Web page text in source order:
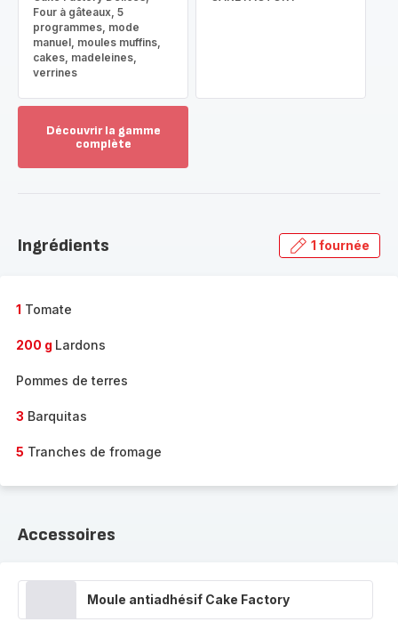
Four à gâteaux, 5
programmes, mode
manuel, moules muffins,
cakes, madeleines,
verrines
Découvrir la gamme
complète
gamme
Ingrédients 1 fournée
1 Tomate
200 g Lardons
Pommes de terres
3 Barquitas
5 Tranches de fromage
Accessoires
Moule antiadhésif Cake Factory